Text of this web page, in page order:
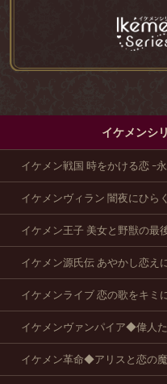
イケメンシ
イケメン戦国 時をかける恋 -
イケメンヴィラン 闇夜にひら
イケメン王子 美女と野獣の最
イケメン源氏伝 あやかし恋え
イケメンライブ 恋の歌をキミ
イケメンヴァンパイア◆偉人
イケメン革命◆アリスと恋の